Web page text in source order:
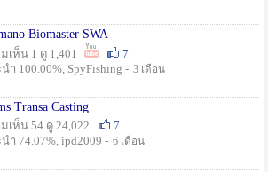
Biomaster SWA
เห็น 1 ดู 1,401
7
ำ 100.00%, SpyFishing - 3 เดือน
Transa Casting
เห็น 54 ดู 24,022
7
ำ 74.07%, ipd2009 - 6 เดือน